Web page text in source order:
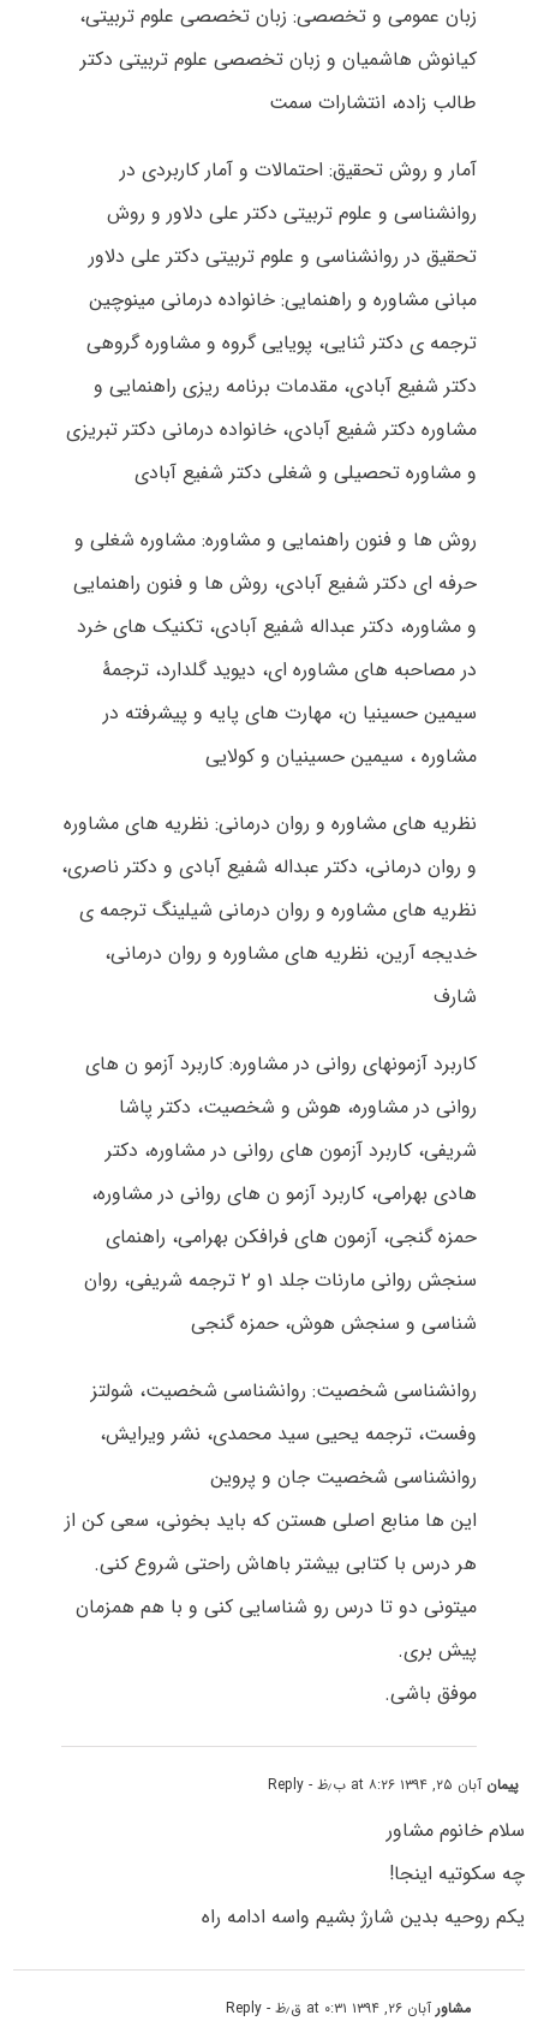
زبان عمومی و تخصصی: زبان تخصصی علوم تربیتی،
کیانوش هاشمیان و زبان تخصصی علوم تربیتی دکتر
طالب زاده، انتشارات سمت
آمار و روش تحقیق: احتمالات و آمار کاربردی در
روانشناسی و علوم تربیتی دکتر علی دلاور و روش
تحقیق در روانشناسی و علوم تربیتی دکتر علی دلاور
مبانی مشاوره و راهنمایی: خانواده درمانی مینوچین
ترجمه ی دکتر ثنایی، پویایی گروه و مشاوره گروهی
دکتر شفیع آبادی، مقدمات برنامه ریزی راهنمایی و
مشاوره دکتر شفیع آبادی، خانواده درمانی دکتر تبریزی
و مشاوره تحصیلی و شغلی دکتر شفیع آبادی
روش ها و فنون راهنمایی و مشاوره: مشاوره شغلی و
حرفه ای دکتر شفیع آبادی، روش ها و فنون راهنمایی
و مشاوره، دکتر عبداله شفیع آبادی، تکنیک های خرد
در مصاحبه های مشاوره ای، دیوید گلدارد، ترجمۀ
سیمین حسینیا ن، مهارت های پایه و پیشرفته در
مشاوره ، سیمین حسینیان و کولایی
نظریه های مشاوره و روان درمانی: نظریه های مشاوره
و روان درمانی، دکتر عبداله شفیع آبادی و دکتر ناصری،
نظریه های مشاوره و روان درمانی شیلینگ ترجمه ی
خدیجه آرین، نظریه های مشاوره و روان درمانی،
شارف
کاربرد آزمونهای روانی در مشاوره: کاربرد آزمو ن های
روانی در مشاوره، هوش و شخصیت، دکتر پاشا
شریفی، کاربرد آزمون های روانی در مشاوره، دکتر
هادی بهرامی، کاربرد آزمو ن های روانی در مشاوره،
حمزه گنجی، آزمون های فرافکن بهرامی، راهنمای
سنجش روانی مارنات جلد ۱و ۲ ترجمه شریفی، روان
شناسی و سنجش هوش، حمزه گنجی
روانشناسی شخصیت: روانشناسی شخصیت، شولتز
وفست، ترجمه یحیی سید محمدی، نشر ویرایش،
روانشناسی شخصیت جان و پروین
این ها منابع اصلی هستن که باید بخونی، سعی کن از
هر درس با کتابی بیشتر باهاش راحتی شروع کنی.
میتونی دو تا درس رو شناسایی کنی و با هم همزمان
پیش بری.
موفق باشی.
پیمان آبان ۲۵, ۱۳۹۴ at ۸:۲۶ ب٫ظ - Reply
سلام خانوم مشاور
چه سکوتیه اینجا!
یکم روحیه بدین شارژ بشیم واسه ادامه راه
مشاورآبان ۲۶, ۱۳۹۴ at ۰:۳۱ ق٫ظ - Reply